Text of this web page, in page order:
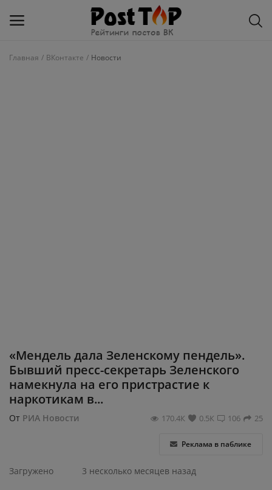
Главная ВКонтакте Новости
«Мендель дала Зеленскому пендель».
Бывший пресс-секретарь Зеленского
намекнула на его пристрастие к
наркотикам в...
От РИА Новости 25
106
0.5К
170.4К
Реклама в паблике
Загружено 3 несколько месяцев назад